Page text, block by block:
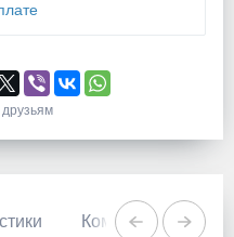
друзьям
Комментарии